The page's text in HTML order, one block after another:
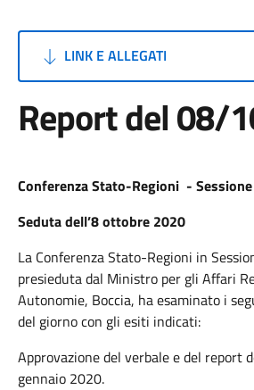
LINK E ALLEGATI
Report del 08/
Conferenza Stato-Regioni -
Seduta dell’8 ottobre 2020
La Conferenza Stato-Regioni in
presieduta dal Ministro per gli Affari
Autonomie, Boccia, ha esaminato i
del giorno con gli esiti indicati:
Approvazione del verbale e del report
gennaio 2020.